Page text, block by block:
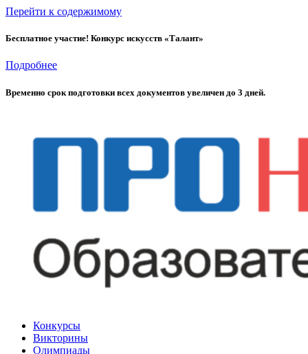
Перейти к содержимому
Бесплатное участие! Конкурс искусств «Талант»
Подробнее
Временно cрок подготовки всех документов увеличен до 3 дней.
Конкурсы
Викторины
Олимпиады